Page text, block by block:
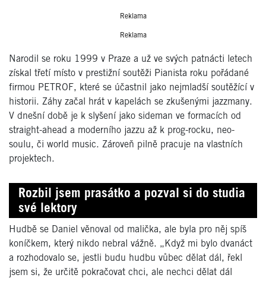
Reklama
Reklama
Narodil se roku 1999 v Praze a už ve svých patnácti letech
získal třetí místo v prestižní soutěži Pianista roku pořádané
firmou PETROF, které se účastnil jako nejmladší soutěžící v
historii. Záhy začal hrát v kapelách se zkušenými jazzmany.
V dnešní době je k slyšení jako sideman ve formacích od
straight-ahead a moderního jazzu až k prog-rocku, neo-
soulu, či world music. Zároveň pilně pracuje na vlastních
projektech.
Rozbil jsem prasátko a pozval si do studia
své lektory
Hudbě se Daniel věnoval od malička, ale byla pro něj spíš
koníčkem, který nikdo nebral vážně. „Když mi bylo dvanáct
a rozhodovalo se, jestli budu hudbu vůbec dělat dál, řekl
jsem si, že určitě pokračovat chci, ale nechci dělat dál